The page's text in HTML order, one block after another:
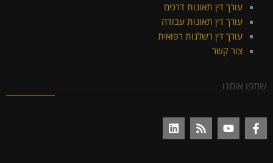
עורך דין תאונות דרכים
עורך דין תאונות עבודה
עורך דין רשלנות רפואית
צור קשר
שתפו אותנו